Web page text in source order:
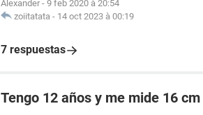
Alexander - 9 feb 2020 à 20:54
zoiitatata - 14 oct 2023 à 00:19
7 respuestas
Tengo 12 años y me mide 16 cm